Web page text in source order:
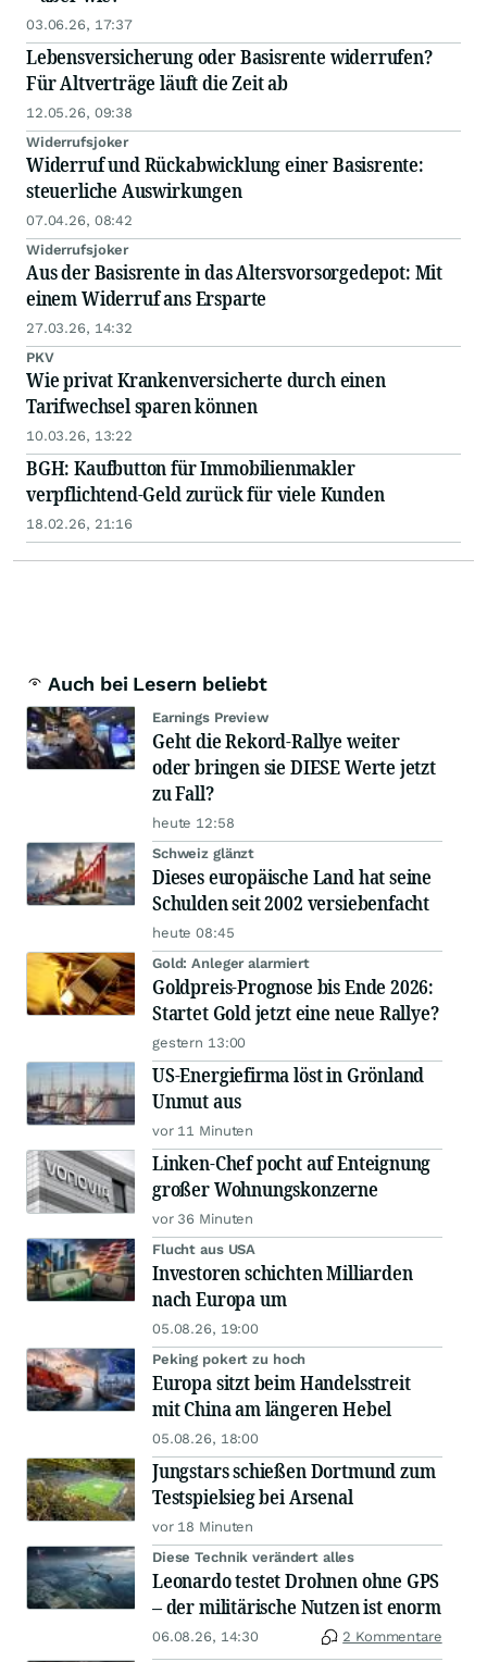
03.06.26, 17:37
Lebensversicherung oder Basisrente widerrufen?
Für Altverträge läuft die Zeit ab
12.05.26, 09:38
Widerrufsjoker
Widerruf und Rückabwicklung einer Basisrente:
steuerliche Auswirkungen
07.04.26, 08:42
Widerrufsjoker
Aus der Basisrente in das Altersvorsorgedepot: Mit
einem Widerruf ans Ersparte
27.03.26, 14:32
PKV
Wie privat Krankenversicherte durch einen
Tarifwechsel sparen können
10.03.26, 13:22
BGH: Kaufbutton für Immobilienmakler
verpflichtend-Geld zurück für viele Kunden
18.02.26, 21:16
Auch bei Lesern beliebt
Earnings Preview
Geht die Rekord-Rallye weiter
oder bringen sie DIESE Werte jetzt
zu Fall?
heute 12:58
Schweiz glänzt
Dieses europäische Land hat seine
Schulden seit 2002 versiebenfacht
heute 08:45
Gold: Anleger alarmiert
Goldpreis-Prognose bis Ende 2026:
Startet Gold jetzt eine neue Rallye?
gestern 13:00
US-Energiefirma löst in Grönland
Unmut aus
vor 11 Minuten
Linken-Chef pocht auf Enteignung
großer Wohnungskonzerne
vor 36 Minuten
Flucht aus USA
Investoren schichten Milliarden
nach Europa um
05.08.26, 19:00
Peking pokert zu hoch
Europa sitzt beim Handelsstreit
mit China am längeren Hebel
05.08.26, 18:00
Jungstars schießen Dortmund zum
Testspielsieg bei Arsenal
vor 18 Minuten
Diese Technik verändert alles
Leonardo testet Drohnen ohne GPS
– der militärische Nutzen ist enorm
06.08.26, 14:30 2 Kommentare